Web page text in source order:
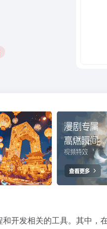
开发相关的工具。其中，